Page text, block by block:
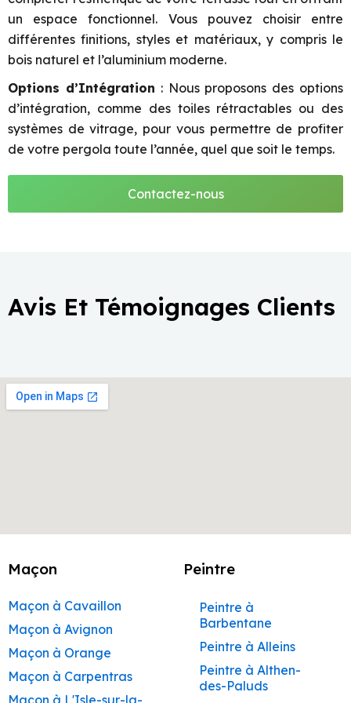
un espace fonctionnel. Vous pouvez choisir entre
différentes finitions, styles et matériaux, y compris le
bois naturel et l’aluminium moderne.
Options d’Intégration : Nous proposons des options
d’intégration, comme des toiles rétractables ou des
systèmes de vitrage, pour vous permettre de profiter
de votre pergola toute l’année, quel que soit le temps.
Contactez-nous
Avis Et Témoignages Clients
Maçon
Maçon à Cavaillon
Maçon à Avignon
Maçon à Orange
Maçon à Carpentras
Maçon à L'Isle-sur-la-
Peintre
Peintre à
Barbentane
Peintre à Alleins
Peintre à Althen-
des-Paluds